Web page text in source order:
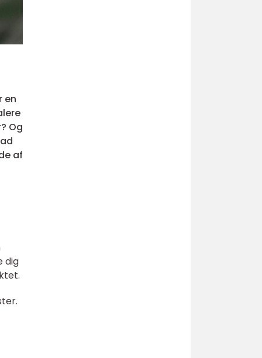
en
Og
af
dig